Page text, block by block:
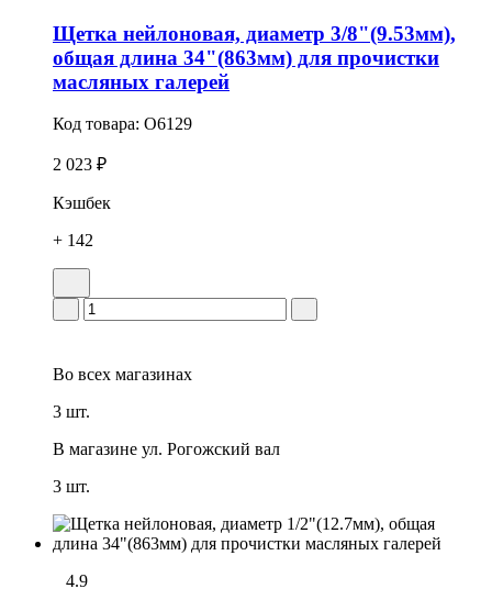
Щетка нейлоновая, диаметр 3/8"(9.53мм),
общая длина 34"(863мм) для пpочистки
масляных галерей
Код товара: O6129
2 023 ₽
Кэшбек
+ 142
Во всех магазинах
3 шт.
В магазине ул. Рогожский вал
3 шт.
4.9